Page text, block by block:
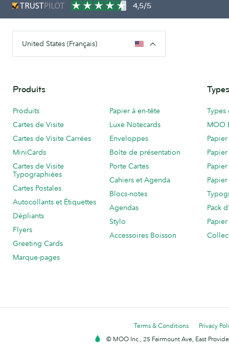
4,5/5
United States (Français)
Produits
Produits
Cartes de Visite
Cartes de Visite Carrées
MiniCards
Cartes de Visite
Typographiées
Cartes Postales
Autocollants et Étiquettes
Dépliants
Flyers
Greeting Cards
Marque-pages
Papier à en-tête
Luxe Notecards
Enveloppes
Boîte de présentation
Porte Cartes
Cahiers et Agenda
Blocs-notes
Agendas
Stylo
Accessoires Boisson
MOO
Pack
Terms & Conditions
Privacy
© MOO Inc., 25 Fairmount Ave, East